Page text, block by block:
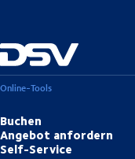
Online-Tools
Buchen
Angebot anfordern
Self-Service